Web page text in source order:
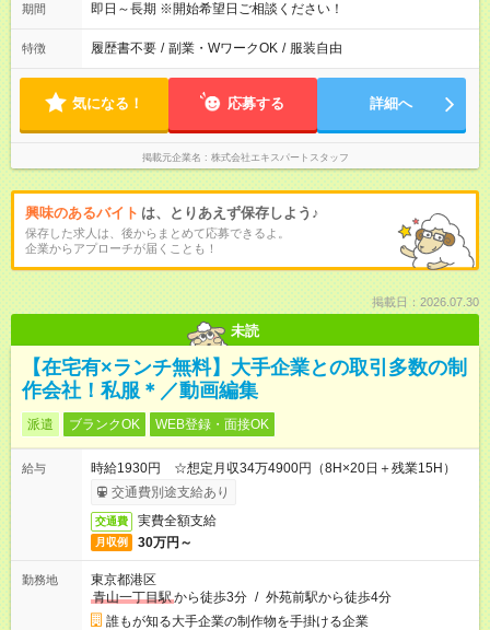
期間 即日～長期 ※開始希望日ご相談ください！
特徴 履歴書不要 / 副業・WワークOK / 服装自由
気になる！ 応募する 詳細へ
掲載元企業名 株式会社エキスパートスタッフ
興味のあるバイト は、とりあえず保存しよう♪
保存した求人は、後からまとめて応募できるよ。
企業からアプローチが届くことも！
掲載日：2026.07.30
未読
【在宅有×ランチ無料】大手企業との取引多数の制
作会社！私服＊／動画編集
派遣 ブランクOK WEB登録・面接OK
給与
時給1930円 ☆想定月収34万4900円（8H×20日＋残業15H）
交通費別途支給あり
交通費 実費全額支給
月収例 30万円～
勤務地
東京都港区
青山一丁目駅から徒歩3分 / 外苑前駅から徒歩4分
誰もが知る大手企業の制作物を手掛ける企業